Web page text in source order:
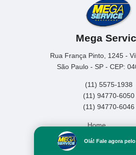
Mega
Rua França Pinto, 1245 -
São Paulo - SP - CEP:
(11) 5575-1938
(11) 94770-6050
(11) 94770-6046
Home
Empresa
Olá! Fale agora